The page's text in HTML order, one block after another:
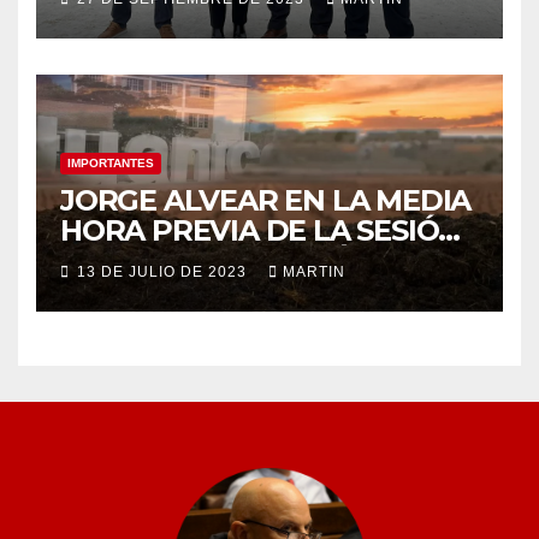
IMPORTANTES
JORGE ALVEAR EN LA MEDIA
HORA PREVIA DE LA SESIÓN
ORDINARIA DEL MIÉRCOLES
12 DE JULIO
13 DE JULIO DE 2023 MARTIN